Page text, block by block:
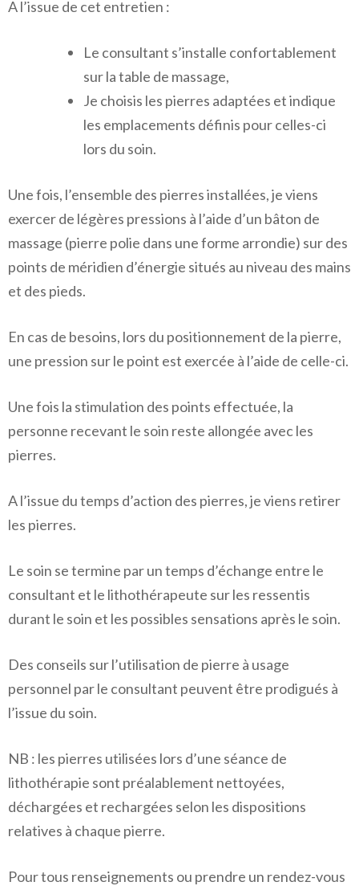
A l’issue de cet entretien :
Le consultant s’installe confortablement
sur la table de massage,
Je choisis les pierres adaptées et indique
les emplacements définis pour celles-ci
lors du soin.
Une fois, l’ensemble des pierres installées, je viens
exercer de légères pressions à l’aide d’un bâton de
massage (pierre polie dans une forme arrondie) sur des
points de méridien d’énergie situés au niveau des mains
et des pieds.
En cas de besoins, lors du positionnement de la pierre,
une pression sur le point est exercée à l’aide de celle-ci.
Une fois la stimulation des points effectuée, la
personne recevant le soin reste allongée avec les
pierres.
A l’issue du temps d’action des pierres, je viens retirer
les pierres.
Le soin se termine par un temps d’échange entre le
consultant et le lithothérapeute sur les ressentis
durant le soin et les possibles sensations après le soin.
Des conseils sur l’utilisation de pierre à usage
personnel par le consultant peuvent être prodigués à
l’issue du soin.
NB : les pierres utilisées lors d’une séance de
lithothérapie sont préalablement nettoyées,
déchargées et rechargées selon les dispositions
relatives à chaque pierre.
Pour tous renseignements ou prendre un rendez-vous